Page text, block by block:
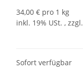
34,00 € pro 1 kg
inkl. 19% USt. , zzgl.
Sofort verfügbar